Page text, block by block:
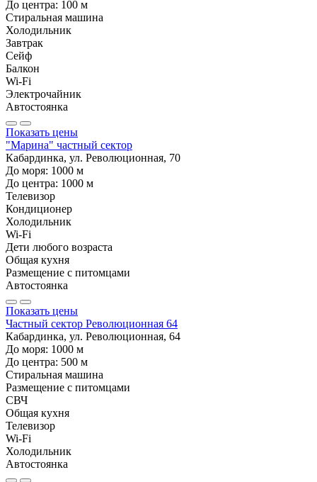
До центра: 100 м
Стиральная машина
Холодильник
Завтрак
Сейф
Балкон
Wi-Fi
Электрочайник
Автостоянка
Показать цены
"Марина" частный сектор
Кабардинка, ул. Революционная, 70
До моря: 1000 м
До центра: 1000 м
Телевизор
Кондиционер
Холодильник
Wi-Fi
Дети любого возраста
Общая кухня
Размещение с питомцами
Автостоянка
Показать цены
Частный сектор Революционная 64
Кабардинка, ул. Революционная, 64
До моря: 1000 м
До центра: 500 м
Стиральная машина
Размещение с питомцами
СВЧ
Общая кухня
Телевизор
Wi-Fi
Холодильник
Автостоянка